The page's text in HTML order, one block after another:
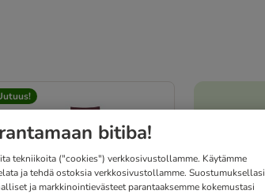
bitiba!
tekniikoita ("cookies") verkkosivustollamme. Käytämme
ja tehdä ostoksia verkkosivustollamme. Suostumuksellasi
ja markkinointievästeet parantaaksemme kokemustasi